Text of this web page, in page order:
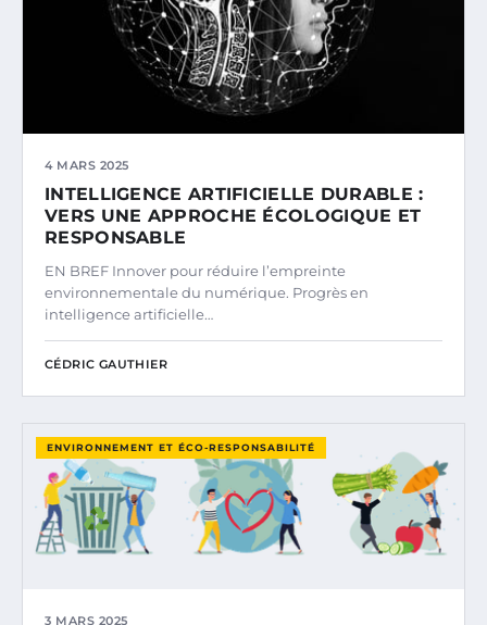
4 MARS 2025
INTELLIGENCE ARTIFICIELLE DURABLE :
VERS UNE APPROCHE ÉCOLOGIQUE ET
RESPONSABLE
EN BREF Innover pour réduire l’empreinte
environnementale du numérique. Progrès en
intelligence artificielle…
CÉDRIC GAUTHIER
ENVIRONNEMENT ET ÉCO-RESPONSABILITÉ
3 MARS 2025